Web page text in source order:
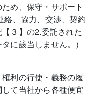
め、保守・サポート
絡、協力、交渉、契約
３】の2.委託された
に該当しません。）
利の行使・義務の履
て当社から各種便宜